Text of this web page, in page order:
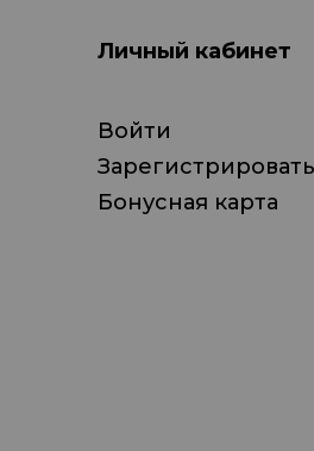
Личный кабинет
Войти
Бонусная карта